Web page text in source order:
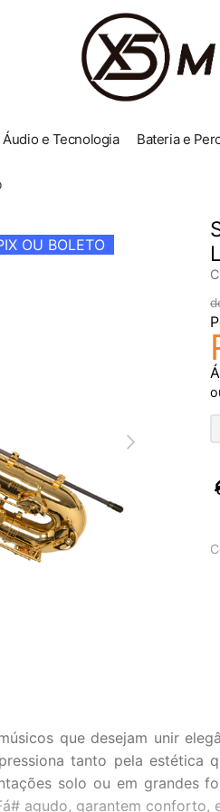
Áudio e Tecnologia Bateria e
OU BOLETO
que desejam unir
tanto pela
solo ou em grandes
agudo, garantem conforto,